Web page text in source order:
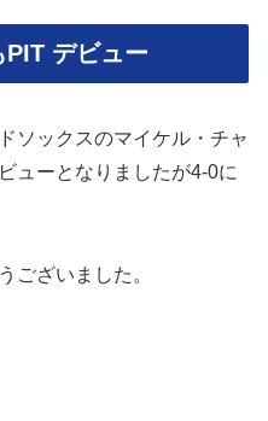
デビュー
ソックスのマイケル・チャ
ューとなりましたが4-0に
ございました。